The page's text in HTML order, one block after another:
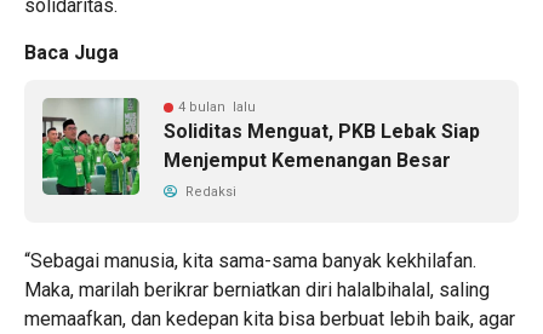
solidaritas.
Baca Juga
4 bulan lalu
Soliditas Menguat, PKB Lebak Siap
Menjemput Kemenangan Besar
Redaksi
“Sebagai manusia, kita sama-sama banyak kekhilafan.
Maka, marilah berikrar berniatkan diri halalbihalal, saling
memaafkan, dan kedepan kita bisa berbuat lebih baik, agar